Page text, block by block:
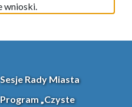
wnioski.
Sesje Rady Miasta
Program „Czyste